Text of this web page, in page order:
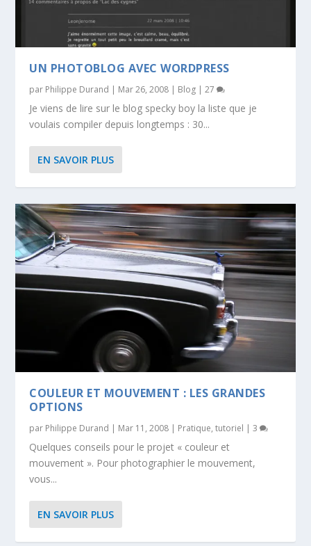
UN PHOTOBLOG AVEC WORDPRESS
par Philippe Durand | Mar 26, 2008 | Blog |27
Je viens de lire sur le blog specky boy la liste que je
voulais compiler depuis longtemps : 30...
EN SAVOIR PLUS
COULEUR ET MOUVEMENT : LES GRANDES
OPTIONS
par Philippe Durand | Mar 11, 2008 | Pratique,tutoriel |3
Quelques conseils pour le projet « couleur et
mouvement ». Pour photographier le mouvement,
vous...
EN SAVOIR PLUS